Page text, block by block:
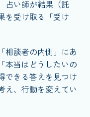
占い師が結果（託
を受け取る「受け
相談者の内側」にあ
本当はどうしたいの
できる答えを見つけ
え、行動を変えてい